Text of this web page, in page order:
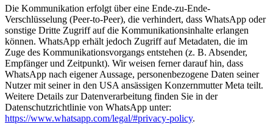
Die Kommunikation erfolgt über eine Ende-zu-Ende-
Verschlüsselung (Peer-to-Peer), die verhindert, dass WhatsApp oder
sonstige Dritte Zugriff auf die Kommunikationsinhalte erlangen
können. WhatsApp erhält jedoch Zugriff auf Metadaten, die im
Zuge des Kommunikationsvorgangs entstehen (z. B. Absender,
Empfänger und Zeitpunkt). Wir weisen ferner darauf hin, dass
WhatsApp nach eigener Aussage, personenbezogene Daten seiner
Nutzer mit seiner in den USA ansässigen Konzernmutter Meta teilt.
Weitere Details zur Datenverarbeitung finden Sie in der
Datenschutzrichtlinie von WhatsApp unter:
https://www.whatsapp.com/legal/#privacy-policy.